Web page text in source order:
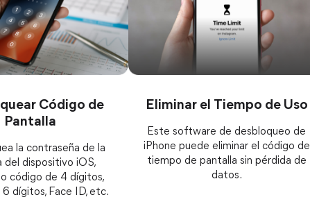
Código de
Pantalla
la contraseña de la
del dispositivo iOS,
código de 4 dígitos,
dígitos, Face ID, etc.
Eliminar el Tiempo de Uso
Este software de desbloqueo de
iPhone puede eliminar el código de
tiempo de pantalla sin pérdida de
datos.